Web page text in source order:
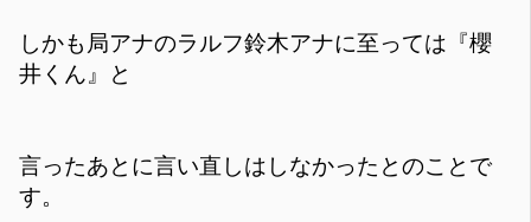
しかも局アナのラルフ鈴木アナに至っては『櫻
井くん』と
言ったあとに言い直しはしなかったとのことで
す。